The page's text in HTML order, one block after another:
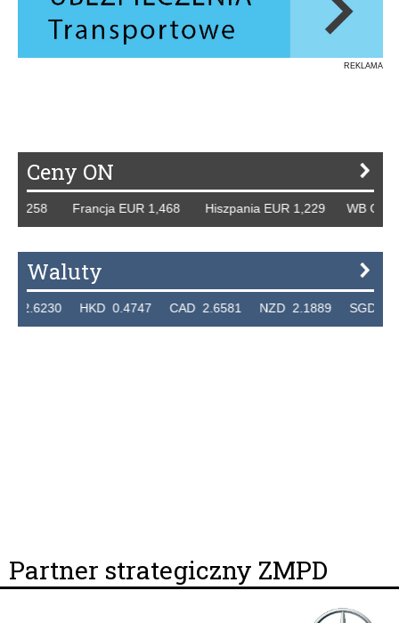
REKLAMA
Ceny ON
Francja EUR 1,468 Hiszpania EUR 1,229 WB GBP
Waluty
HKD 0.4747 CAD 2.6581 NZD 2.1889 SGD
Partner strategiczny ZMPD